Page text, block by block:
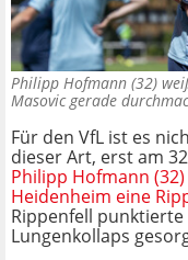
Philipp Hofmann (32)
Masovic gerade
Für den VfL ist es
dieser Art, erst am
Philipp Hofmann (32)
Heidenheim eine
Rippenfell
Lungenkollaps